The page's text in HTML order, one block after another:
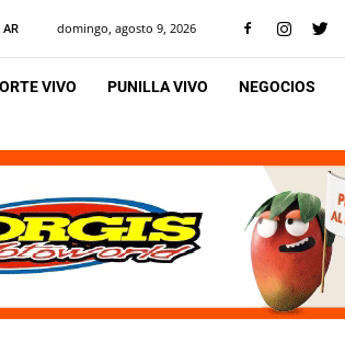
domingo, agosto 9, 2026
VIVO PUNILLA VIVO NEGOCIOS